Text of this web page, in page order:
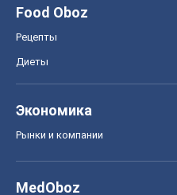
Food Oboz
Рецепты
Диеты
Экономика
Рынки и компании
MedOboz